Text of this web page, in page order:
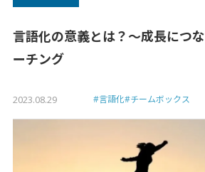
言語化の意義とは？〜成長につ
ーチング
2023.08.29 #言語化#チームボックス